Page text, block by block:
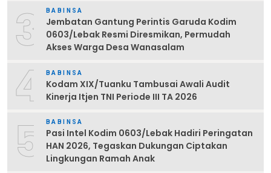
3 BABINSA
Jembatan Gantung Perintis Garuda Kodim
0603/Lebak Resmi Diresmikan, Permudah
Akses Warga Desa Wanasalam
4 BABINSA
Kodam XIX/Tuanku Tambusai Awali Audit
Kinerja Itjen TNI Periode III TA 2026
5 BABINSA
Pasi Intel Kodim 0603/Lebak Hadiri Peringatan
HAN 2026, Tegaskan Dukungan Ciptakan
Lingkungan Ramah Anak